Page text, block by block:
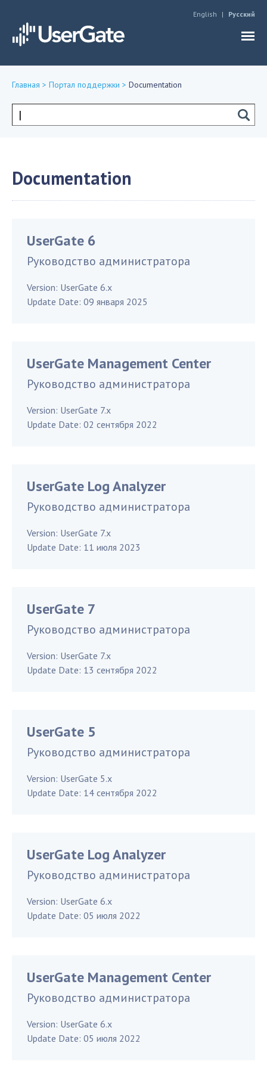
English Русский
здесь
Главная > Портал поддержки > Documentation
Форма
Documentation
UserGate 6
Руководство администратора
Version: UserGate 6.x
Update Date: 09 января 2025
UserGate Management Center
Руководство администратора
Version: UserGate 7.x
Update Date: 02 сентября 2022
UserGate Log Analyzer
Руководство администратора
Version: UserGate 7.x
Update Date: 11 июля 2023
UserGate 7
Руководство администратора
Version: UserGate 7.x
Update Date: 13 сентября 2022
UserGate 5
Руководство администратора
Version: UserGate 5.x
Update Date: 14 сентября 2022
UserGate Log Analyzer
Руководство администратора
Version: UserGate 6.x
Update Date: 05 июля 2022
UserGate Management Center
Руководство администратора
Version: UserGate 6.x
Update Date: 05 июля 2022